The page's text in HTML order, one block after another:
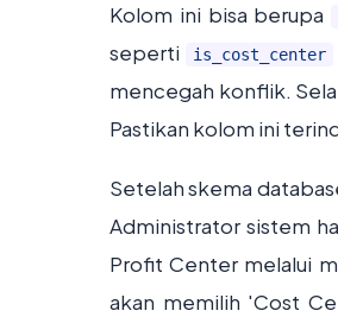
Kolom ini bisa berupa
seperti
is_cost_center
mencegah konflik.
Pastikan kolom ini
Setelah skema
Administrator sistem
Profit Center melalui
akan memilih 'Cost